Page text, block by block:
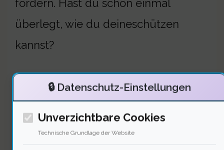
fördern. Hast du schon einmal
überlegt, wie du deineschützen
kannst?
Philosophische
Betrachtungen über Betrug
🔒 Datenschutz-Einstellungen
Unverzichtbare Cookies
Technische Grundlage der Website